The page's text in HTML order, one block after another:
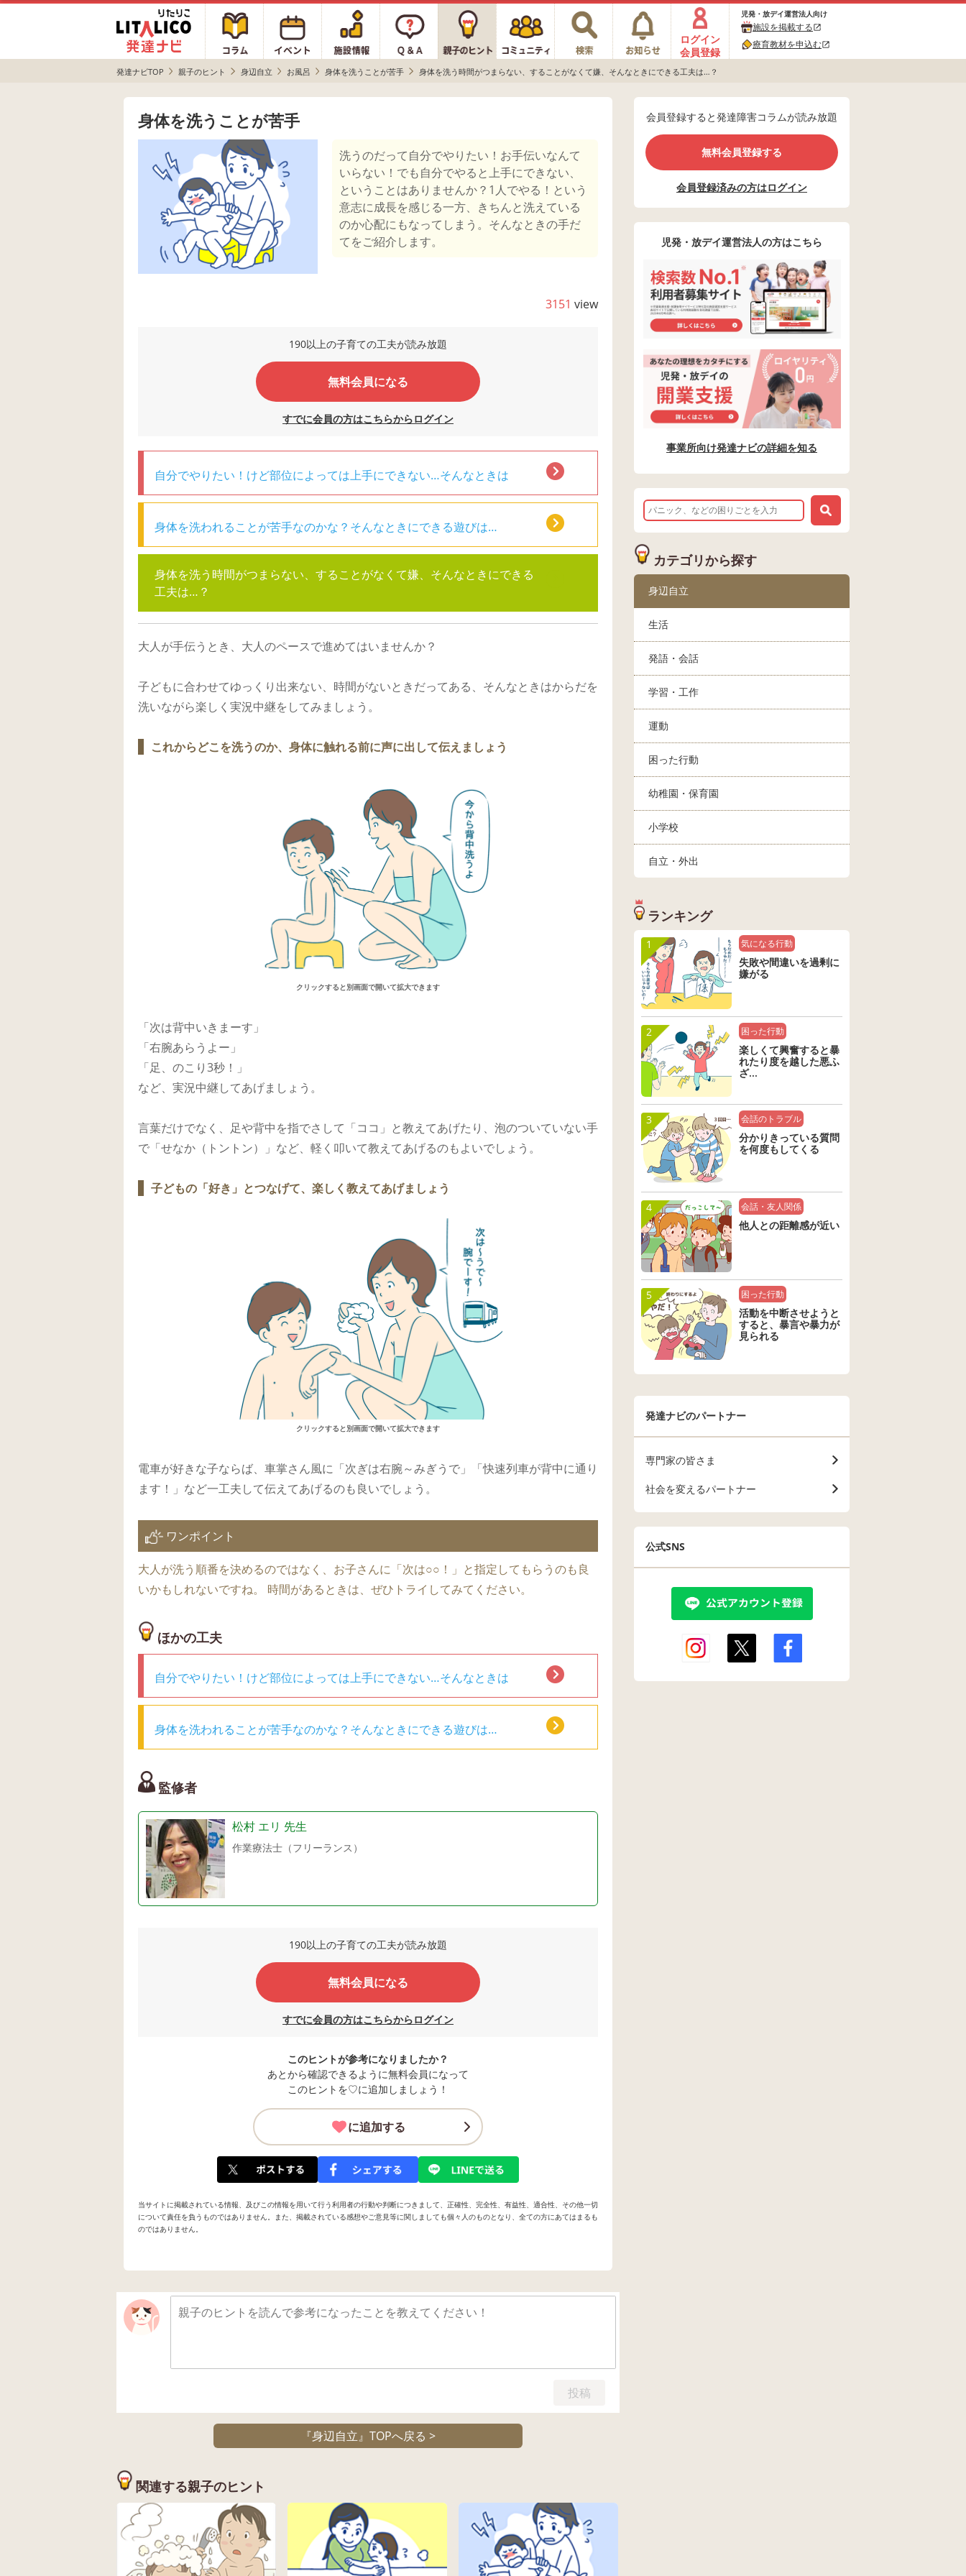
ログイン
会員登録
児発・放デイ運営法人向け
施設を掲載する
療育教材を申込む
発達ナビTOP 親子のヒント 身辺自立 お風呂 身体を洗うことが苦手 身体を洗う時間がつまらない、することがなくて嫌、そんなときにできる工夫は…？
身体を洗うことが苦手
洗うのだって自分でやりたい！お手伝いなんて
いらない！でも自分でやると上手にできない、
ということはありませんか？1人でやる！という
意志に成長を感じる一方、きちんと洗えている
のか心配にもなってしまう。そんなときの手だ
てをご紹介します。
3151 view
190以上の子育ての工夫が読み放題
無料会員になる
すでに会員の方はこちらからログイン
自分でやりたい！けど部位によっては上手にできない…そんなときは
身体を洗われることが苦手なのかな？そんなときにできる遊びは…
身体を洗う時間がつまらない、することがなくて嫌、そんなときにできる
工夫は…？
大人が手伝うとき、大人のペースで進めてはいませんか？
子どもに合わせてゆっくり出来ない、時間がないときだってある、そんなときはからだを
洗いながら楽しく実況中継をしてみましょう。
これからどこを洗うのか、身体に触れる前に声に出して伝えましょう
クリックすると別画面で開いて拡大できます
「次は背中いきまーす」
「右腕あらうよー」
「足、のこり3秒！」
など、実況中継してあげましょう。
言葉だけでなく、足や背中を指でさして「ココ」と教えてあげたり、泡のついていない手
で「せなか（トントン）」など、軽く叩いて教えてあげるのもよいでしょう。
子どもの「好き」とつなげて、楽しく教えてあげましょう
クリックすると別画面で開いて拡大できます
電車が好きな子ならば、車掌さん風に「次ぎは右腕～みぎうで」「快速列車が背中に通り
ます！」など一工夫して伝えてあげるのも良いでしょう。
ワンポイント
大人が洗う順番を決めるのではなく、お子さんに「次は○○！」と指定してもらうのも良
いかもしれないですね。 時間があるときは、ぜひトライしてみてください。
ほかの工夫
自分でやりたい！けど部位によっては上手にできない…そんなときは
身体を洗われることが苦手なのかな？そんなときにできる遊びは…
監修者
松村 エリ 先生
作業療法士（フリーランス）
190以上の子育ての工夫が読み放題
無料会員になる
すでに会員の方はこちらからログイン
このヒントが参考になりましたか？
あとから確認できるように無料会員になって
このヒントを♡に追加しましょう！
に追加する
当サイトに掲載されている情報、及びこの情報を用いて行う利用者の行動や判断につきまして、正確性、完全性、有益性、適合性、その他一切
について責任を負うものではありません。また、掲載されている感想やご意見等に関しましても個々人のものとなり、全ての方にあてはまるも
のではありません。
『身辺自立』TOPへ戻る >
関連する親子のヒント
会員登録すると発達障害コラムが読み放題
無料会員登録する
会員登録済みの方はログイン
児発・放デイ運営法人の方はこちら
事業所向け発達ナビの詳細を知る
カテゴリから探す
身辺自立
生活
発語・会話
学習・工作
運動
困った行動
幼稚園・保育園
小学校
自立・外出
ランキング
1 気になる行動
失敗や間違いを過剰に
嫌がる
2 困った行動
楽しくて興奮すると暴
れたり度を越した悪ふ
ざ...
3 会話のトラブル
分かりきっている質問
を何度もしてくる
4 会話・友人関係
他人との距離感が近い
5 困った行動
活動を中断させようと
すると、暴言や暴力が
見られる
発達ナビのパートナー
専門家の皆さま
社会を変えるパートナー
公式SNS